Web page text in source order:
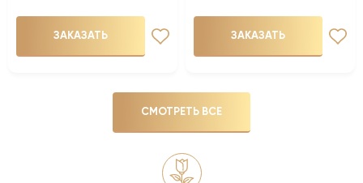
ЗАКАЗАТЬ ЗАКАЗАТЬ
СМОТРЕТЬ ВСЕ